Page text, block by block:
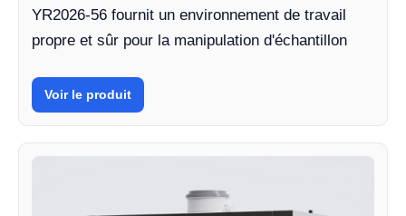
YR2026-56 fournit un environnement de travail
propre et sûr pour la manipulation d'échantillon
Voir le produit